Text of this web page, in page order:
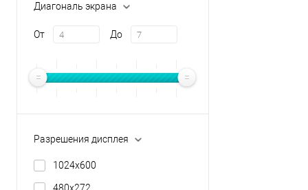
Диагональ экрана
От До
Разрешения дисплея
1024х600